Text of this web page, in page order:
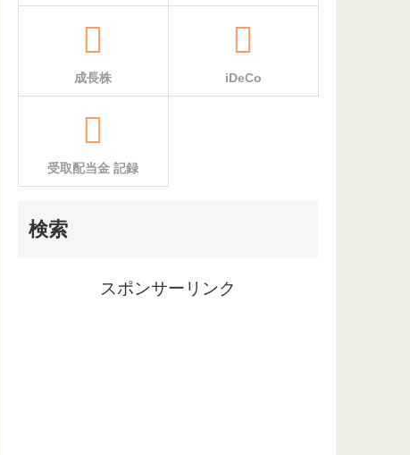
成長株 iDeCo
受取配当金 記録
検索
スポンサーリンク